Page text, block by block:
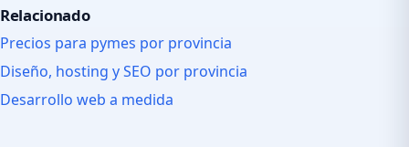
Relacionado
Precios para pymes por provincia
Diseño, hosting y SEO por provincia
Desarrollo web a medida